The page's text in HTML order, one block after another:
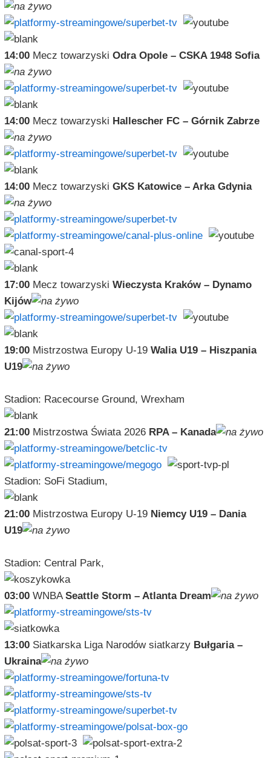
14:00Mecz towarzyski Odra Opole – CSKA 1948 Sofia
14:00Mecz towarzyski Hallescher FC – Górnik Zabrze
14:00Mecz towarzyski GKS Katowice – Arka Gdynia
17:00Mecz towarzyski Wieczysta Kraków – Dynamo
Kijów
19:00Mistrzostwa Europy U-19 Walia U19 – Hiszpania
U19
Stadion: Racecourse Ground, Wrexham
21:00Mistrzostwa Świata 2026 RPA – Kanada
Stadion: SoFi Stadium,
21:00Mistrzostwa Europy U-19 Niemcy U19 – Dania
U19
Stadion: Central Park,
03:00WNBASeattle Storm – Atlanta Dream
13:00Siatkarska Liga Narodów siatkarzy Bułgaria –
Ukraina